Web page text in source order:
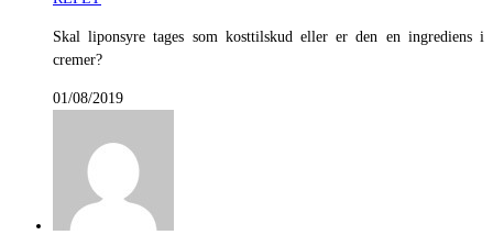
Skal liponsyre tages som kosttilskud eller er den en ingrediens i
cremer?
01/08/2019